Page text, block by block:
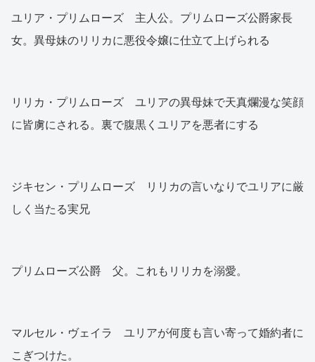
ユリア・プリムローズ 主人公。プリムローズ公爵家長
女。異母妹のリリカに悪役令嬢に仕立て上げられる
リリカ・プリムローズ ユリアの異母妹で天真爛漫な笑顔
に皆虜にされる。裏で腹黒くユリアを悪者にする
ジキセン・プリムローズ リリカの言いなりでユリアに厳
しく当たる実兄
プリムローズ公爵 父。これもリリカを溺愛。
マルセル・ヴェイラ ユリアが何度も言い寄って婚約者に
こぎつけた。